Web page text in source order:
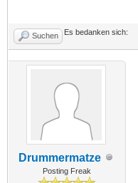
Suchen Es bedanken sich:
Drummermatze
Posting Freak